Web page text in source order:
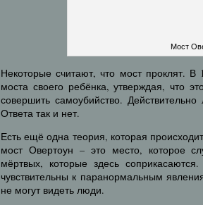
Мост
Некоторые считают, что мост проклят. В
моста своего ребёнка, утверждая, что
совершить самоубийство.
Ответа так и нет.
Есть ещё одна теория, которая
мост Овертоун – это место, которое
мёртвых, которые здесь
чувствительны к паранормальным
не могут видеть люди.